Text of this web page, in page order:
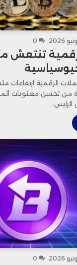
0
تنتعش
الرقمية ارتفاعات
من تحسن معنويات
الرئيس…
0